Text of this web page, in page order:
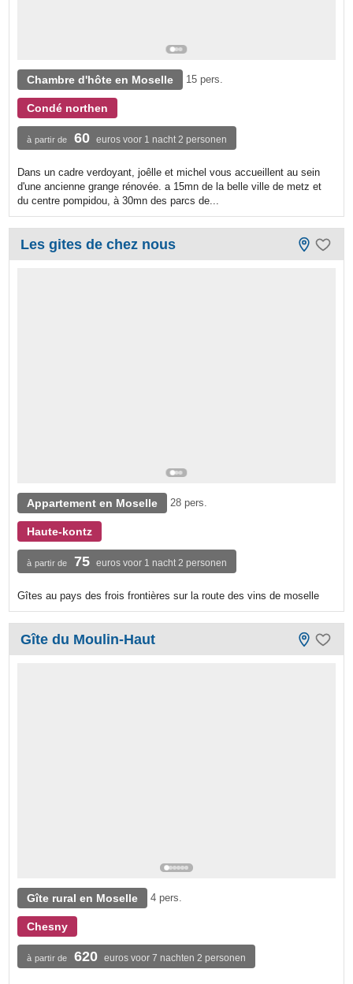
Chambre d'hôte en Moselle 15 pers.
Condé northen
à partir de 60 euros voor 1 nacht 2 personen
Dans un cadre verdoyant, joêlle et michel vous accueillent au sein
d'une ancienne grange rénovée. a 15mn de la belle ville de metz et
du centre pompidou, à 30mn des parcs de...
Les gites de chez nous
Appartement en Moselle 28 pers.
Haute-kontz
à partir de 75 euros voor 1 nacht 2 personen
Gîtes au pays des frois frontières sur la route des vins de moselle
Gîte du Moulin-Haut
Gîte rural en Moselle 4 pers.
Chesny
à partir de 620 euros voor 7 nachten 2 personen